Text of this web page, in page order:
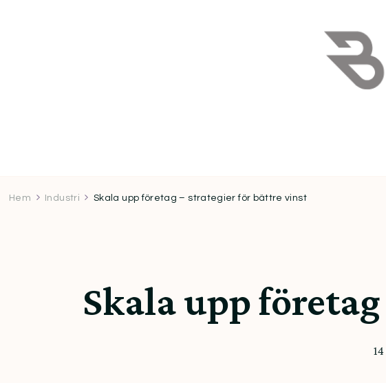
Hem Industri Skala upp företag – strategier för bättre vinst
Skala upp